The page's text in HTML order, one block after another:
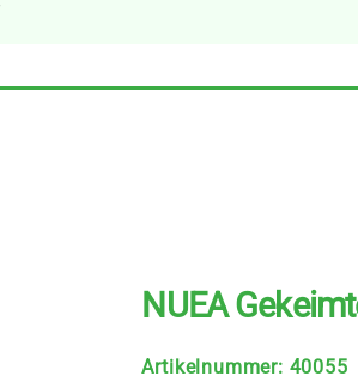
NUEA
Artikelnummer: 40055